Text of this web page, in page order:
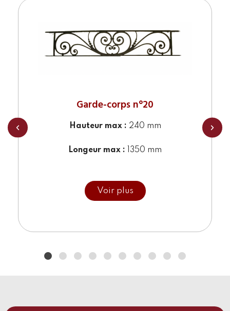
Garde-corps n°20
Hauteur max : 240 mm
Longeur max : 1350 mm
Cet appui de fenêtre peut être utilisé comme
bastingage ou toute autre protection. Il est réalisé
à l’atelier furanique de FONDERIE VINCENT par
procédé de moulage au sable. La pièce peut être
Le style classique se caractérise par l’étude
harmonie de l’ornement et d’une authentique
Voir plus